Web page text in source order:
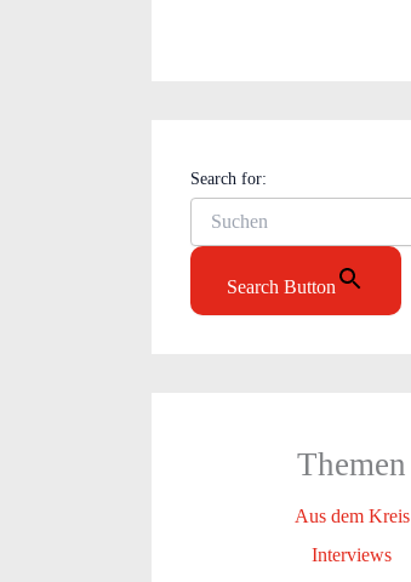
Search for:
Search Button
Themen
Aus dem Kreis
Interviews